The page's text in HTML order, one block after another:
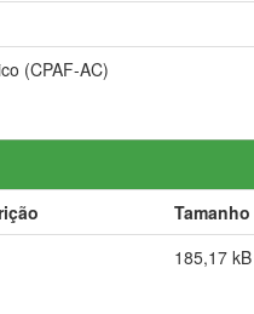
(CPAF-AC)
Tamanho
185,17 kB